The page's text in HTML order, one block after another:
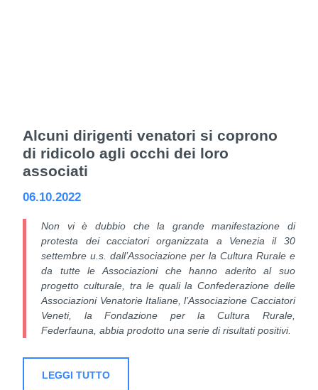
Alcuni dirigenti venatori si coprono
di ridicolo agli occhi dei loro
associati
06.10.2022
Non vi è dubbio che la grande manifestazione di
protesta dei cacciatori organizzata a Venezia il 30
settembre u.s. dall’Associazione per la Cultura Rurale e
da tutte le Associazioni che hanno aderito al suo
progetto culturale, tra le quali la Confederazione delle
Associazioni Venatorie Italiane, l’Associazione Cacciatori
Veneti, la Fondazione per la Cultura Rurale,
Federfauna, abbia prodotto una serie di risultati positivi.
LEGGI TUTTO